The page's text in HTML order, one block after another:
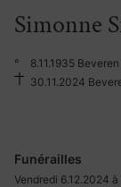
Simonne
°
8.11.1935 Beveren
30.11.2024
Funérailles
Vendredi 6.12.2024 à